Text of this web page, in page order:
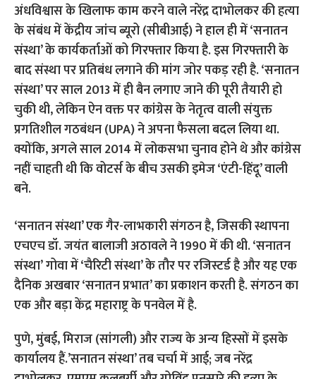
अंधविश्वास के खिलाफ काम करने वाले नरेंद्र दाभोलकर की हत्या
के संबंध में केंद्रीय जांच ब्यूरो (सीबीआई) ने हाल ही में ‘सनातन
संस्था’ के कार्यकर्ताओं को गिरफ्तार किया है. इस गिरफ्तारी के
बाद संस्था पर प्रतिबंध लगाने की मांग जोर पकड़ रही है. ‘सनातन
संस्था’ पर साल 2013 में ही बैन लगाए जाने की पूरी तैयारी हो
चुकी थी, लेकिन ऐन वक्त पर कांग्रेस के नेतृत्व वाली संयुक्त
प्रगतिशील गठबंधन (UPA) ने अपना फैसला बदल लिया था.
क्योंकि, अगले साल 2014 में लोकसभा चुनाव होने थे और कांग्रेस
नहीं चाहती थी कि वोटर्स के बीच उसकी इमेज ‘एंटी-हिंदू’ वाली
बने.
‘सनातन संस्था’ एक गैर-लाभकारी संगठन है, जिसकी स्थापना
एचएच डॉ. जयंत बालाजी अठावले ने 1990 में की थी. ‘सनातन
संस्था’ गोवा में ‘चैरिटी संस्था’ के तौर पर रजिस्टर्ड है और यह एक
दैनिक अखबार ‘सनातन प्रभात’ का प्रकाशन करती है. संगठन का
एक और बड़ा केंद्र महाराष्ट्र के पनवेल में है.
पुणे, मुंबई, मिराज (सांगली) और राज्य के अन्य हिस्सों में इसके
कार्यालय हैं.’सनातन संस्था’ तब चर्चा में आई; जब नरेंद्र